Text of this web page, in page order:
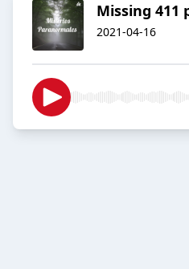
Missing 411
2021-04-16